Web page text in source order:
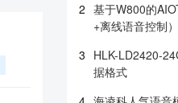
2 基于W800的
+离线语音控制）
3 HLK-LD2420-
据格式